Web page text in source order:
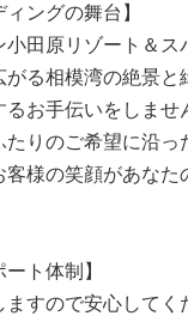
ングの舞台】
田原リゾート＆ス
る相模湾の絶景と
お手伝いをしませ
りのご希望に沿っ
様の笑顔があなた
ト体制】
すので安心してく